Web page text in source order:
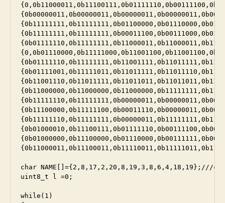
char NAME[]={2,8,17,2,20,8,19,3,8,6,4,18,19};///
uint8_t l =0;
while(1)